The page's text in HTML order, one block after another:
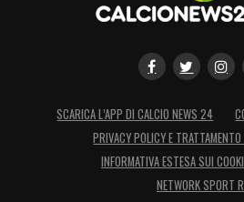
SCARICA L’APP DI CALCIO NEWS 24
PRIVACY POLICY E
INFORMATIVA ESTESA SUI
NETWORK SPORT